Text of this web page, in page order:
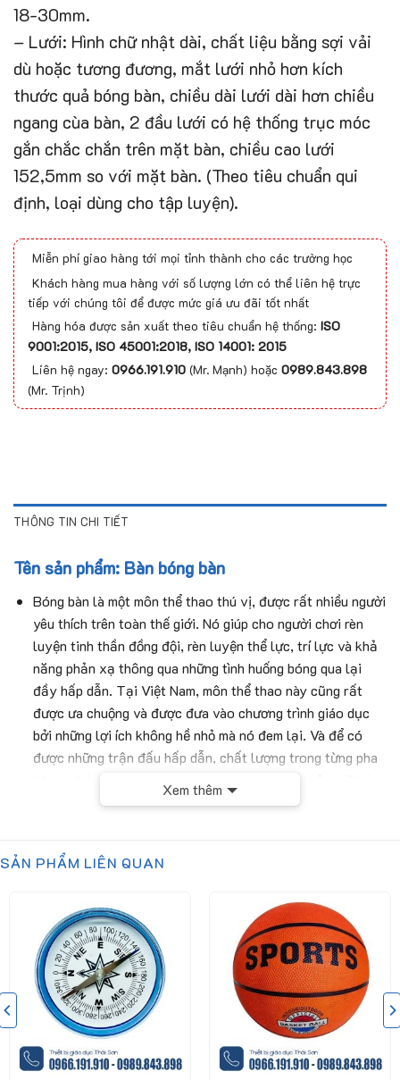
18-30mm.
– Lưới: Hình chữ nhật dài, chất liệu bằng sợi vải
dù hoặc tương đương, mắt lưới nhỏ hơn kích
thước quả bóng bàn, chiều dài lưới dài hơn chiều
ngang cùa bàn, 2 đầu lưới có hệ thống trục móc
gắn chắc chắn trên mặt bàn, chiều cao lưới
152,5mm so với mặt bàn. (Theo tiêu chuẩn qui
định, loại dùng cho tập luyện).
Miễn phí giao hàng tới mọi tỉnh thành cho các trường học
Khách hàng mua hàng với số lượng lớn có thể liên hệ trực
tiếp với chúng tôi để được mức giá ưu đãi tốt nhất
Hàng hóa được sản xuất theo tiêu chuẩn hệ thống: ISO
9001:2015, ISO 45001:2018, ISO 14001: 2015
Liên hệ ngay: 0966.191.910 (Mr. Mạnh) hoặc 0989.843.898
(Mr. Trịnh)
THÔNG TIN CHI TIẾT
Tên sản phẩm: Bàn bóng bàn
Bóng bàn là một môn thể thao thú vị, được rất nhiều người
yêu thích trên toàn thế giới. Nó giúp cho người chơi rèn
luyện tinh thần đồng đội, rèn luyện thể lực, trí lực và khả
năng phản xạ thông qua những tình huống bóng qua lại
đầy hấp dẫn. Tại Việt Nam, môn thể thao này cũng rất
được ưa chuộng và được đưa vào chương trình giáo dục
bởi những lợi ích không hề nhỏ mà nó đem lại. Và để có
được những trận đấu hấp dẫn, chất lượng trong từng pha
bóng, chúng ta cần có một không gian thi đấu rộng rãi và
một bàn bóng bàn đạt đủ tiêu chuẩn
Bàn bóng bàn:
Mặt bàn có hình chữ nhật, kích thước
(2740x1525x760)mm (DxRxC),
độ dày mặt bàn 18-30mm, chất liệu mặt bàn bằng gỗ ép
cứng, độ nảy đều, có chia cách vạch giới hạn ở giữa tạo
ra sự ổn định khi thi đấu. Mặt bàn còn có thể tách thành
hai phần, có thể gấp gọn sau khi sử dụng
Phần chân bàn được thiết kế vững chắc, chịu lực tốt trong
Xem thêm
SẢN PHẨM LIÊN QUAN